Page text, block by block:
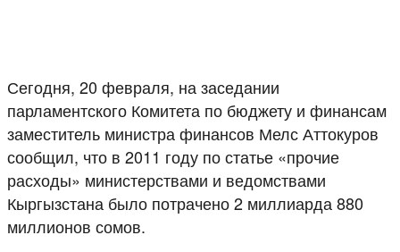
Сегодня, 20 февраля, на заседании
парламентского Комитета по бюджету и финансам
заместитель министра финансов Мелс Аттокуров
сообщил, что в 2011 году по статье «прочие
расходы» министерствами и ведомствами
Кыргызстана было потрачено 2 миллиарда 880
миллионов сомов.